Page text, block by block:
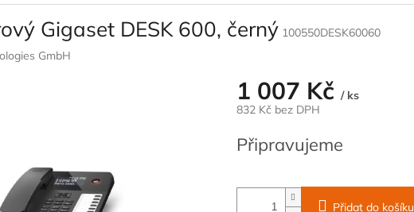
Gigaset DESK 600, černý 100550DESK60060
GmbH
1 007 Kč / ks
832 Kč bez DPH
cena:
Připravujeme
Přidat do košíku